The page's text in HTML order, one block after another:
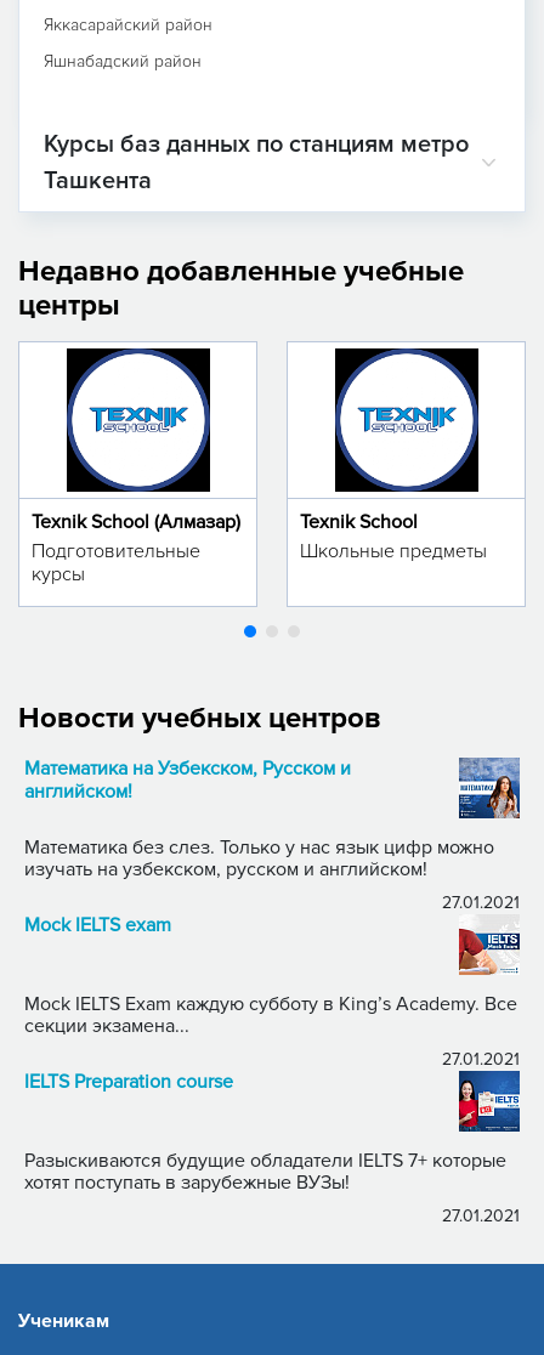
Яккасарайский район
Яшнабадский район
Курсы баз данных по станциям метро
Ташкента
Недавно добавленные учебные
центры
Texnik School (Алмазар)
Подготовительные
курсы
Texnik School
Школьные предметы
Новости учебных центров
Математика на Узбекском, Русском и
английском!
Математика без слез. Только у нас язык цифр можно
изучать на узбекском, русском и английском!
27.01.2021
Mock IELTS exam
Mock IELTS Exam каждую субботу в King’s Academy. Все
секции экзамена...
27.01.2021
IELTS Preparation course
Разыскиваются будущие обладатели IELTS 7+ которые
хотят поступать в зарубежные ВУЗы!
27.01.2021
Ученикам